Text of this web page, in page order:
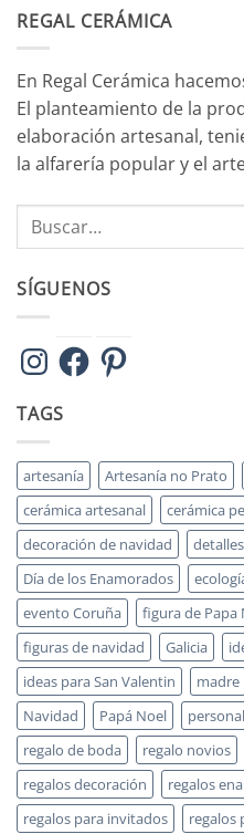
REGAL CERÁMICA
En Regal Cerámica
El planteamiento de la
elaboración artesanal,
la alfarería popular y el
SÍGUENOS
InstagramFacebookPinterest
TAGS
artesanía Artesanía no Prato
cerámica artesanal
cerámica
decoración de navidad
Día de los Enamorados
evento Coruña
figura de Papa
figuras de navidad
Galicia
ideas para San Valentin
madre
Navidad
Papá Noel
regalo de boda
regalo novios
regalos decoración
regalos
regalos para invitados
regalos